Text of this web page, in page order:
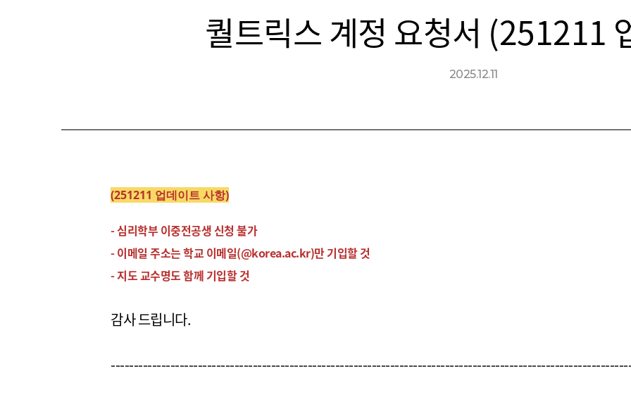
퀄트릭스 계정 요청서 (251211
2025.12.11
(251211 업데이트 사항)
- 심리학부 이중전공생 신청 불가
- 이메일 주소는 학교 이메일(@korea.ac.kr)만 기입할 것
- 지도 교수명도 함께 기입할 것
감사 드립니다.